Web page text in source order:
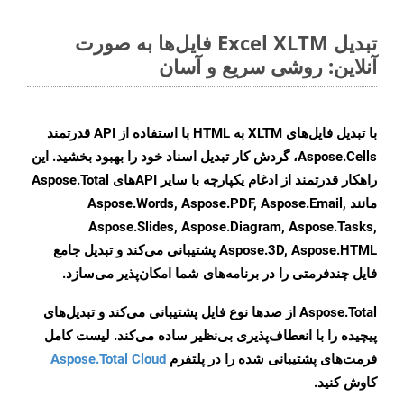
تبدیل Excel XLTM فایل‌ها به صورت
آنلاین: روشی سریع و آسان
با تبدیل فایل‌های XLTM به HTML با استفاده از API قدرتمند
Aspose.Cells، گردش کار تبدیل اسناد خود را بهبود بخشید. این
راهکار قدرتمند از ادغام یکپارچه با سایر APIهای Aspose.Total
مانند Aspose.Words, Aspose.PDF, Aspose.Email,
Aspose.Slides, Aspose.Diagram, Aspose.Tasks,
Aspose.3D, Aspose.HTML پشتیبانی می‌کند و تبدیل جامع
فایل چندفرمتی را در برنامه‌های شما امکان‌پذیر می‌سازد.
Aspose.Total از صدها نوع فایل پشتیبانی می‌کند و تبدیل‌های
پیچیده را با انعطاف‌پذیری بی‌نظیر ساده می‌کند. لیست کامل
فرمت‌های پشتیبانی شده را در پلتفرم Aspose.Total Cloud
کاوش کنید.